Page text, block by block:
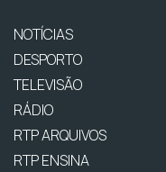
NOTÍCIAS
DESPORTO
TELEVISÃO
RÁDIO
RTP ARQUIVOS
RTP ENSINA